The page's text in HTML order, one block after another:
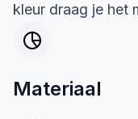
kleur draag je het
Materiaal